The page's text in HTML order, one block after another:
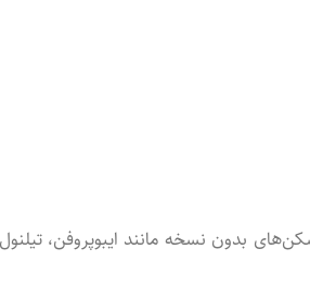
بدون نسخه مانند ایبوپروفن،